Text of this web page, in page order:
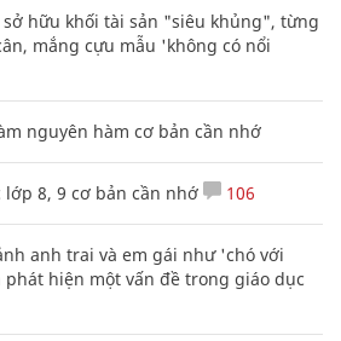
hữu khối tài sản "siêu khủng", từng
mắng cựu mẫu 'không có nổi
nguyên hàm cơ bản cần nhớ
lớp 8, 9 cơ bản cần nhớ 106
anh trai và em gái như 'chó với
hiện một vấn đề trong giáo dục